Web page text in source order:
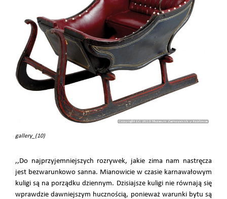
gallery_(10)
,,Do najprzyjemniejszych rozrywek, jakie zima nam nastręcza
jest bezwarunkowo sanna. Mianowicie w czasie karnawałowym
kuligi są na porządku dziennym. Dzisiajsze kuligi nie równają się
wprawdzie dawniejszym hucznością, ponieważ warunki bytu są